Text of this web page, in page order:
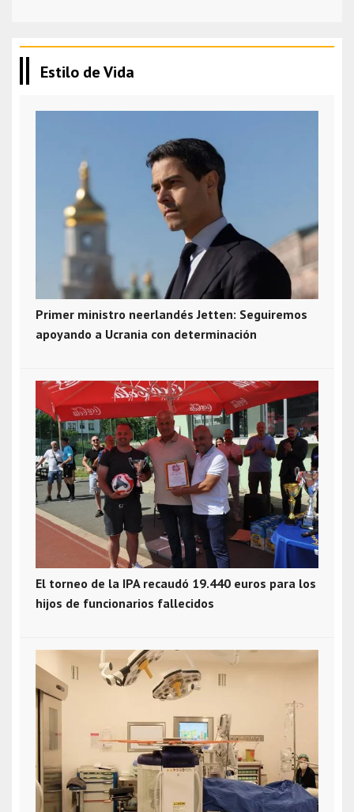
Estilo de Vida
Primer ministro neerlandés Jetten: Seguiremos
apoyando a Ucrania con determinación
El torneo de la IPA recaudó 19.440 euros para los
hijos de funcionarios fallecidos